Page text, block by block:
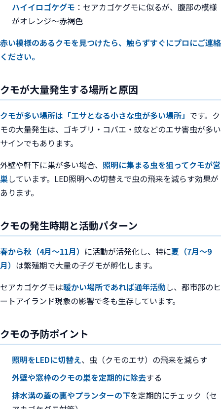
ハイイロゴケグモ ：セアカゴケグモに似るが、腹部の模様
がオレンジ〜赤褐色
赤い模様のあるクモを見つけたら、触らずすぐにプロにご連絡
ください。
クモが大量発生する場所と原因
クモが多い場所は「エサとなる小さな虫が多い場所」 です。ク
モの大量発生は、ゴキブリ・コバエ・蚊などのエサ害虫が多い
サインでもあります。
外壁や軒下に巣が多い場合、 照明に集まる虫を狙ってクモが営
巣しています。LED照明への切替えで虫の飛来を減らす効果が
あります。
クモの発生時期と活動パターン
春から秋（4月〜11月） に活動が活発化し、特に夏（7月〜9
月） は繁殖期で大量の子グモが孵化します。
セアカゴケグモは暖かい場所であれば通年活動し、都市部のヒ
ートアイランド現象の影響で冬も生存しています。
クモの予防ポイント
照明をLEDに切替え、虫（クモのエサ）の飛来を減らす
外壁や窓枠のクモの巣を定期的に除去する
排水溝の蓋の裏やプランターの下を定期的にチェック（セ